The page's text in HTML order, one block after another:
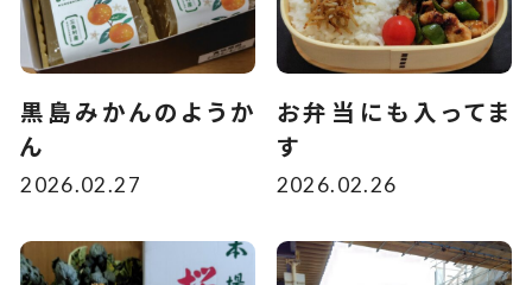
黒島みかんのようか
ん
2026.02.27
お弁当にも入ってま
す
2026.02.26